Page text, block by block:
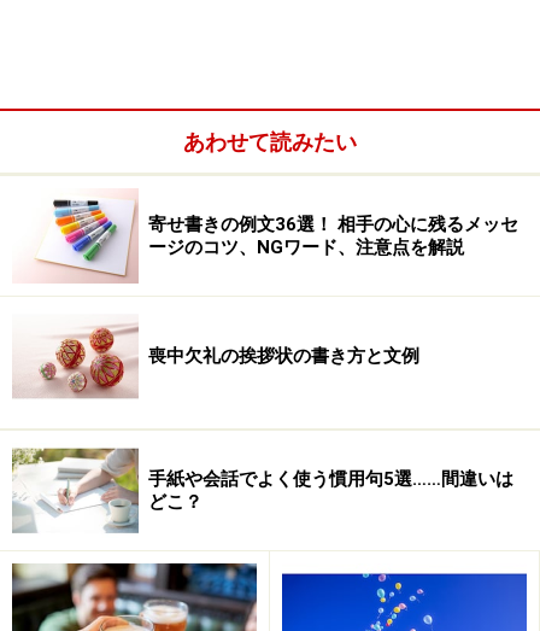
「大丈夫」の「丈夫」の元来の意味は、立派な男子、一
により優れているとほめたたえる意で「大」を付けたも
のが「大丈夫」といわれます。その「りっぱな・健康
が、「大丈夫」の由来です。
しょう。
あわせて読みたい
寄せ書きの例文36選！ 相手の心に残るメッセ
ージのコツ、NGワード、注意点を解説
喪中欠礼の挨拶状の書き方と文例
手紙や会話でよく使う慣用句5選……間違いは
どこ？